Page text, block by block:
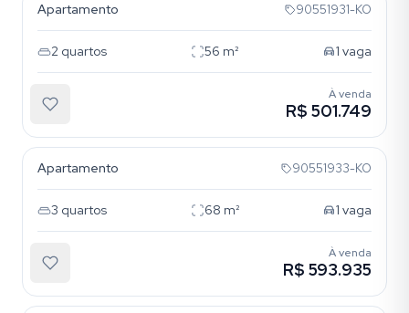
Apartamento 90551931-KO
2 quartos 56 m² 1 vaga
À venda
R$ 501.749
Apartamento 90551933-KO
3 quartos 68 m² 1 vaga
À venda
R$ 593.935